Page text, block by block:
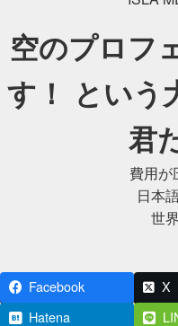
空のプロフ
す！ という
君
費用が
日本
世
Facebook X
Hatena